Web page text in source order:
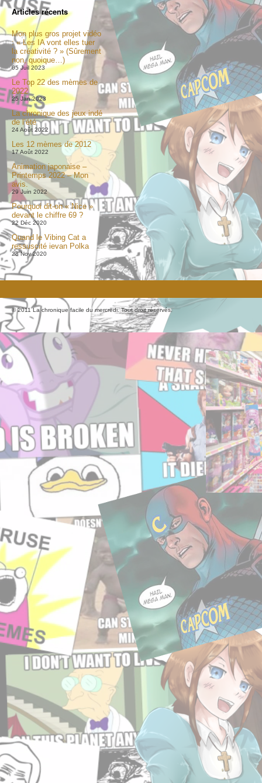
Articles récents
Mon plus gros projet vidéo
: « Les IA vont elles tuer
la créativité ? » (Sûrement
non, quoique…)
05 Juil 2023
Le Top 22 des mèmes de
2022
25 Jan 2023
La chronique des jeux indé
de l’été
24 Août 2022
Les 12 mèmes de 2012
17 Août 2022
Animation japonaise –
Printemps 2022 – Mon
avis.
29 Juin 2022
Pourquoi dit-on « Nice »
devant le chiffre 69 ?
22 Déc 2020
Quand le Vibing Cat a
ressuscité ievan Polka
28 Nov 2020
© 2011 La chronique facile du mercredi. Tout droit réservés.